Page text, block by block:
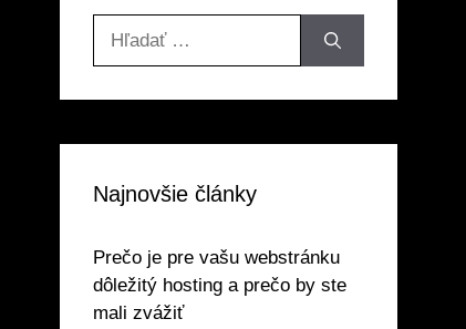
Najnovšie články
Prečo je pre vašu webstránku
dôležitý hosting a prečo by ste
mali zvážiť